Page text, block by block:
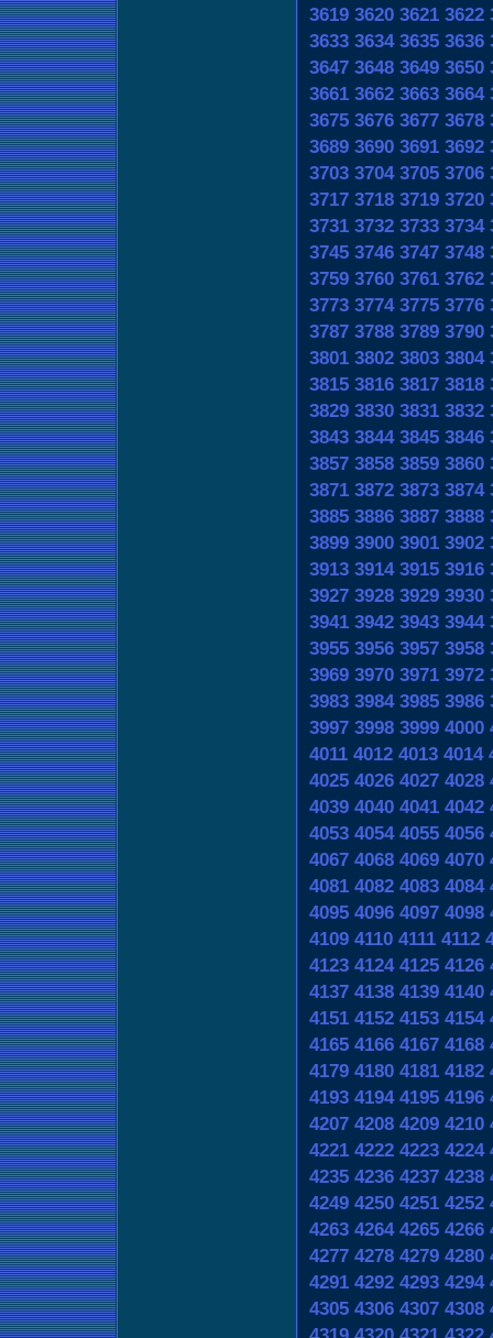
3619 3620 3621 3622
3633 3634 3635 3636
3647 3648 3649 3650
3661 3662 3663 3664
3675 3676 3677 3678
3689 3690 3691 3692
3703 3704 3705 3706
3717 3718 3719 3720
3731 3732 3733 3734
3745 3746 3747 3748
3759 3760 3761 3762
3773 3774 3775 3776
3787 3788 3789 3790
3801 3802 3803 3804
3815 3816 3817 3818
3829 3830 3831 3832
3843 3844 3845 3846
3857 3858 3859 3860
3871 3872 3873 3874
3885 3886 3887 3888
3899 3900 3901 3902
3913 3914 3915 3916
3927 3928 3929 3930
3941 3942 3943 3944
3955 3956 3957 3958
3969 3970 3971 3972
3983 3984 3985 3986
3997 3998 3999 4000
4011 4012 4013 4014
4025 4026 4027 4028
4039 4040 4041 4042
4053 4054 4055 4056
4067 4068 4069 4070
4081 4082 4083 4084
4095 4096 4097 4098
4109 4110 4111 4112
4123 4124 4125 4126
4137 4138 4139 4140
4151 4152 4153 4154
4165 4166 4167 4168
4179 4180 4181 4182
4193 4194 4195 4196
4207 4208 4209 4210
4221 4222 4223 4224
4235 4236 4237 4238
4249 4250 4251 4252
4263 4264 4265 4266
4277 4278 4279 4280
4291 4292 4293 4294
4305 4306 4307 4308